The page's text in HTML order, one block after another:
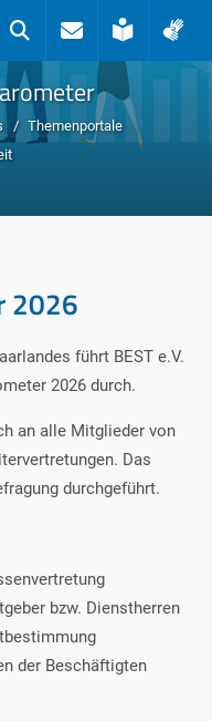
SucheKontakt
Leichte
Themenportale
2026
führt BEST e.V.
2026 durch.
an alle Mitglieder von
Das
durchgeführt.
bzw. Dienstherren
der Beschäftigten